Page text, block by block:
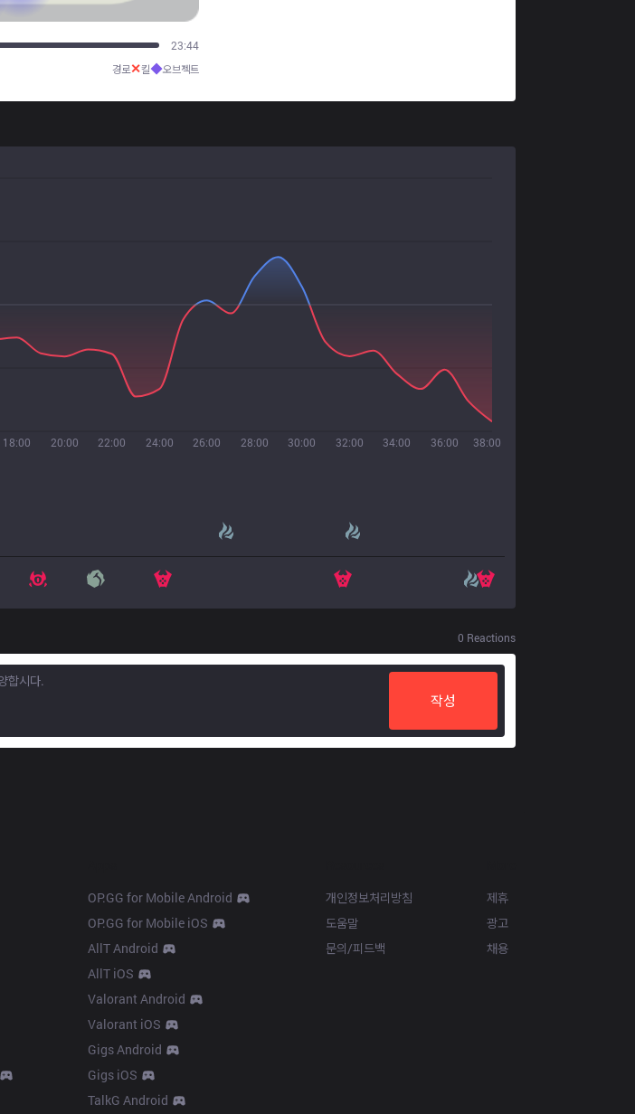
29:38
경로✕킬◆오브젝트
18:00 20:00 22:00 24:00 26:00 28:00 30:00 32:00 34:00 36:00 38:00
0 Reactions
작성
OP.GG for Mobile Android
OP.GG for Mobile iOS
AllT Android
AllT iOS
Valorant Android
Valorant iOS
Gigs Android
Gigs iOS
TalkG Android
개인정보처리방침
도움말
문의/피드백
제휴
광고
채용